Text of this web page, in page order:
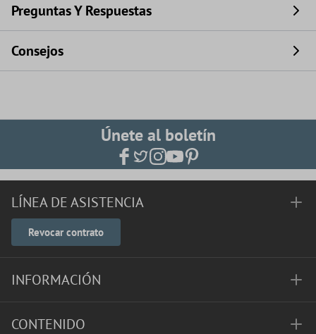
Preguntas Y Respuestas
Consejos
Únete al boletín
LÍNEA DE ASISTENCIA
Revocar contrato
INFORMACIÓN
CONTENIDO